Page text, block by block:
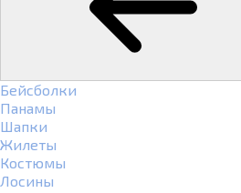
Бейсболки
Панамы
Шапки
Жилеты
Костюмы
Лосины